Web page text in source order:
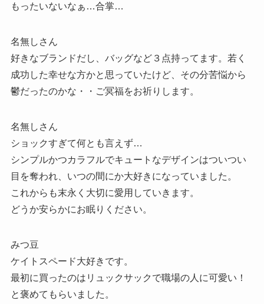
もったいないなぁ…合掌…
名無しさん
好きなブランドだし、バッグなど３点持ってます。若く
成功した幸せな方かと思っていたけど、その分苦悩から
鬱だったのかな・・ご冥福をお祈りします。
名無しさん
ショックすぎて何とも言えず…
シンプルかつカラフルでキュートなデザインはついつい
目を奪われ、いつの間にか大好きになっていました。
これからも末永く大切に愛用していきます。
どうか安らかにお眠りください。
みつ豆
ケイトスペード大好きです。
最初に買ったのはリュックサックで職場の人に可愛い！
と褒めてもらいました。